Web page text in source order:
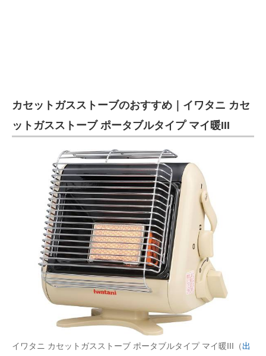
カセットガスストーブのおすすめ｜イワタニ カセ
ットガスストーブ ポータブルタイプ マイ暖III
イワタニ カセットガスストーブ ポータブルタイプ マイ暖III（出